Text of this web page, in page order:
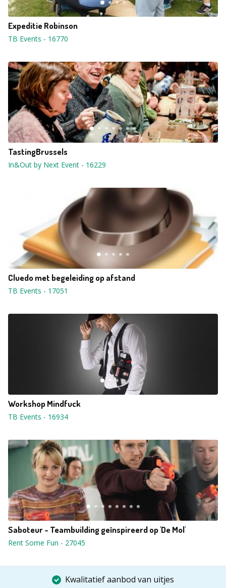
Expeditie Robinson
TB Events - 16770
TastingBrussels
In&Out by Next Event - 16229
Cluedo met begeleiding op afstand
TB Events - 17051
Workshop Mindfuck
TB Events - 16934
Saboteur - Teambuilding geïnspireerd op 'De Mol'
Rent Some Fun - 27045
Kwalitatief aanbod van uitjes